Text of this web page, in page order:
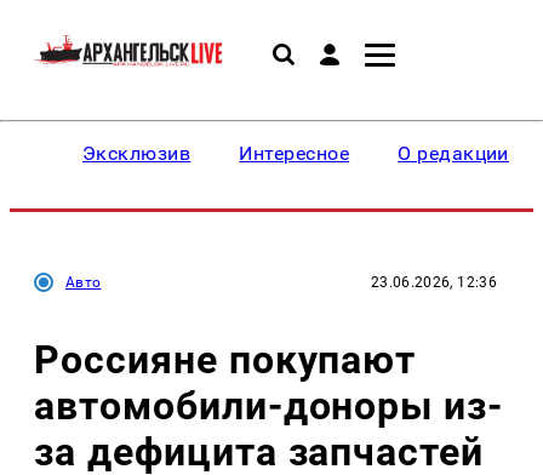
Эксклюзив Интересное О редакции
Авто 23.06.2026, 12:36
Россияне покупают
автомобили-доноры из-
за дефицита запчастей